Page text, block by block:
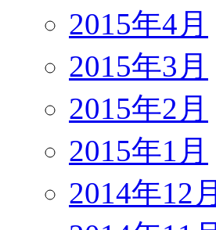
2015年4月
2015年3月
2015年2月
2015年1月
2014年12月